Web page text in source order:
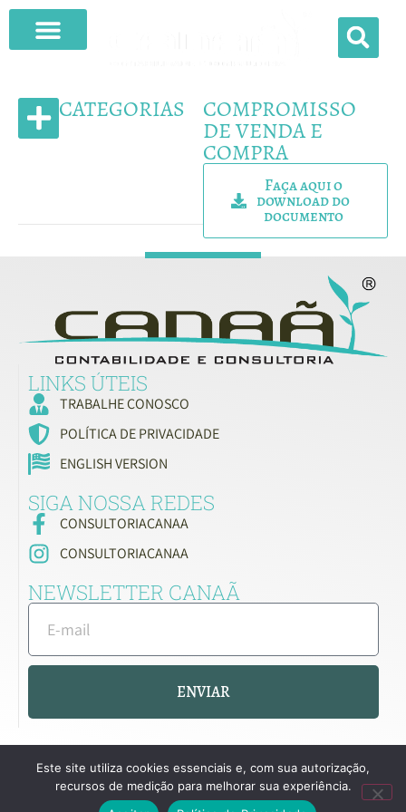
CATEGORIAS COMPROMISSO
DE VENDA E
COMPRA
Faça aqui o
download do
documento
LINKS ÚTEIS
TRABALHE CONOSCO
POLÍTICA DE PRIVACIDADE
ENGLISH VERSION
SIGA NOSSA REDES
CONSULTORIACANAA
CONSULTORIACANAA
NEWSLETTER CANAÃ
ENVIAR
Este site utiliza cookies essenciais e, com sua autorização,
recursos de medição para melhorar sua experiência.